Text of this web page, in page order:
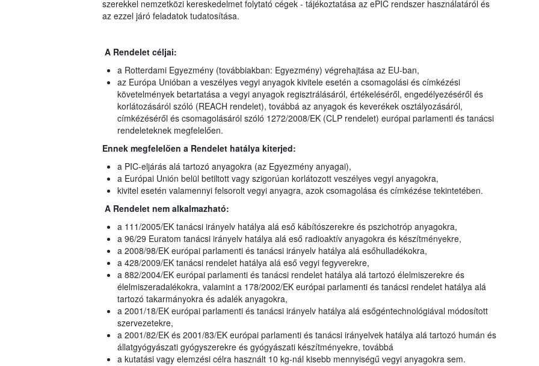
szerekkel nemzetközi kereskedelmet folytató cégek - tájékoztatása az ePIC rendszer használatáról és
az ezzel járó feladatok tudatosítása.
A Rendelet céljai:
a Rotterdami Egyezmény (továbbiakban: Egyezmény) végrehajtása az EU-ban,
az Európa Unióban a veszélyes vegyi anyagok kivitele esetén a csomagolási és címkézési
követelmények betartatása a vegyi anyagok regisztrálásáról, értékeléséről, engedélyezéséről és
korlátozásáról szóló (REACH rendelet), továbbá az anyagok és keverékek osztályozásáról,
címkézéséről és csomagolásáról szóló 1272/2008/EK (CLP rendelet) európai parlamenti és tanácsi
rendeleteknek megfelelően.
Ennek megfelelően a Rendelet hatálya kiterjed:
a PIC-eljárás alá tartozó anyagokra (az Egyezmény anyagai),
a Európai Unión belül betiltott vagy szigorúan korlátozott veszélyes vegyi anyagokra,
kivitel esetén valamennyi felsorolt vegyi anyagra, azok csomagolása és címkézése tekintetében.
A Rendelet nem alkalmazható:
a 111/2005/EK tanácsi irányelv hatálya alá eső kábítószerekre és pszichotróp anyagokra,
a 96/29 Euratom tanácsi irányelv hatálya alá eső radioaktív anyagokra és készítményekre,
a 2008/98/EK európai parlamenti és tanácsi irányelv hatálya alá esőhulladékokra,
a 428/2009/EK tanácsi rendelet hatálya alá eső vegyi fegyverekre,
a 882/2004/EK európai parlamenti és tanácsi rendelet hatálya alá tartozó élelmiszerekre és
élelmiszeradalékokra, valamint a 178/2002/EK európai parlamenti és tanácsi rendelet hatálya alá
tartozó takarmányokra és adalék anyagokra,
a 2001/18/EK európai parlamenti és tanácsi irányelv hatálya alá esőgéntechnológiával módosított
szervezetekre,
a 2001/82/EK és 2001/83/EK európai parlamenti és tanácsi irányelvek hatálya alá tartozó humán és
állatgyógyászati gyógyszerekre és gyógyászati készítményekre, továbbá
a kutatási vagy elemzési célra használt 10 kg-nál kisebb mennyiségű vegyi anyagokra sem.